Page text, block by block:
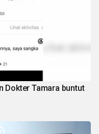
Dokter Tamara buntut